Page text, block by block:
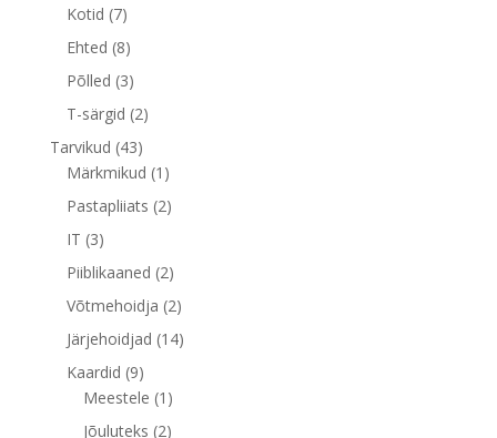
Kotid 77
toodet
Ehted 88
toodet
Põlled 33
toodet
T-särgid 22
Tarvikud 4343
toodet
Märkmikud 1 1
toode
Pastapliiats 22
IT 33
toodet
Piiblikaaned 22
toodet
Võtmehoidja 22
toodet
Järjehoidjad 1414
Kaardid 99
toodet
Meestele 1 1
toode
Jõuluteks 22